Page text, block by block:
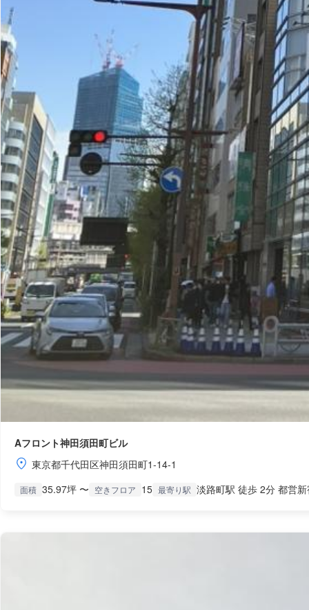
Aフロント神田須田町ビル
東京都千代田区神田須田町1-14-1
面積 35.97坪 〜 空きフロア 15 最寄り駅 淡路町駅 徒歩 2分 都営